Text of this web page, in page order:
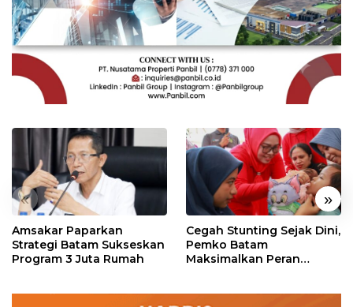
« »
Amsakar Paparkan
Strategi Batam Sukseskan
Program 3 Juta Rumah
Cegah Stunting Sejak Dini,
Pemko Batam
Maksimalkan Peran